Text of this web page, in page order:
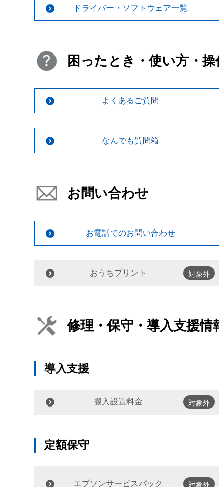
ドライバー・ソフトウェア一覧
困ったとき・使い方・操
よくあるご質問
なんでも質問箱
お問い合わせ
お電話でのお問い合わせ
おうちプリント 対象外
修理・保守・導入支援情
導入支援
搬入設置料金 対象外
定額保守
エプソンサービスパック 対象外